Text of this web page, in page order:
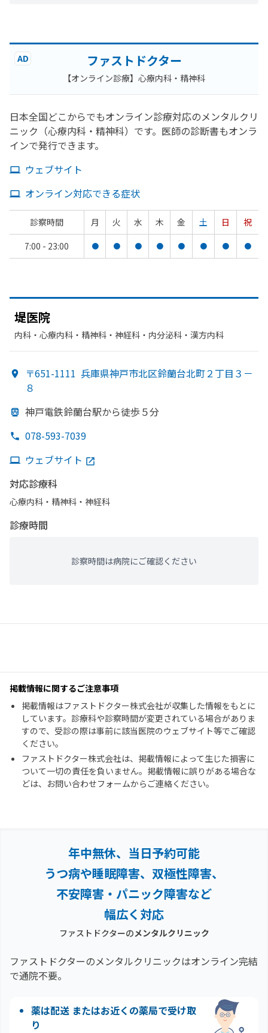
AD ファストドクター
【オンライン診療】心療内科・精神科
日本全国どこからでもオンライン診療対応のメンタルクリ
ニック（心療内科・精神科）です。医師の診断書もオンラ
インで発行できます。
ウェブサイト
オンライン対応できる症状
診察時間 月 火 水 木 金 土 日
祝
7:00 - 23:00
● ● ● ● ● ● ● ●
堤医院
内科・​心療内科・​精神科・神経科・​内分泌科・​漢方内科
〒651-1111 兵庫県神戸市北区鈴蘭台北町２丁目３－
８
神戸電鉄鈴蘭台駅から徒歩５分
078-593-7039
ウェブサイト
対応診療科
心療内科・​精神科・神経科
診療時間
診察時間は病院にご確認ください
掲載情報に関するご注意事項
掲載情報はファストドクター株式会社が収集した情報をもとに
しています。診療科や診察時間が変更されている場合がありま
すので、受診の際は事前に該当医院のウェブサイト等でご確認
ください。
ファストドクター株式会社は、掲載情報によって生じた損害に
ついて一切の責任を負いません。掲載情報に誤りがある場合な
どは、お問い合わせフォームからご連絡ください。
年中無休、当日予約可能
うつ病や睡眠障害、双極性障害、
不安障害・パニック障害など
幅広く対応
ファストドクターのメンタルクリニック
ファストドクターのメンタルクリニックはオンライン完結
で通院不要。
薬は配送 またはお近くの薬局で受け取
り